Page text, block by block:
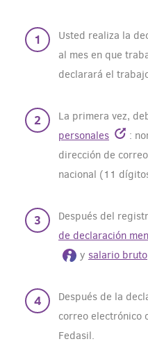
Usted realiza la
al mes en que
declarará el
La primera vez,
personales
:
dirección de
nacional (11
Después del
de declaración
y salario bruto
Después de la
correo electrónico
Fedasil.